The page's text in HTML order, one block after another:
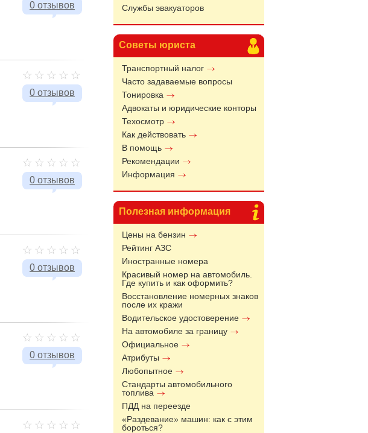
Службы эвакуаторов
Советы юриста
Транспортный налог
Часто задаваемые вопросы
Тонировка
Адвокаты и юридические конторы
Техосмотр
Как действовать
В помощь
Рекомендации
Информация
Полезная информация
Цены на бензин
Рейтинг АЗС
Иностранные номера
Красивый номер на автомобиль.
Где купить и как оформить?
Восстановление номерных знаков
после их кражи
Водительское удостоверение
На автомобиле за границу
Официальное
Атрибуты
Любопытное
Стандарты автомобильного
топлива
ПДД на переезде
«Раздевание» машин: как с этим
бороться?
0 отзывов
0 отзывов
0 отзывов
0 отзывов
0 отзывов